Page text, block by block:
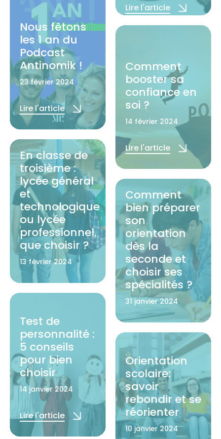
Nous fêtons
les 1 an du
Podcast
Antinomik !
23 février 2024
Lire l'article
En classe de
troisième :
lycée général
et
technologique
ou lycée
professionnel,
que choisir ?
13 février 2024
Test de
personnalité :
5 conseils
pour bien
choisir
14 janvier 2024
Lire l'article
Lire l'article
Comment
booster sa
confiance en
soi ?
14 février 2024
Lire l'article
Comment
bien préparer
son
orientation
dès la
seconde et
choisir ses
spécialités ?
31 janvier 2024
Orientation
scolaire:
savoir
rebondir et se
réorienter
10 janvier 2024